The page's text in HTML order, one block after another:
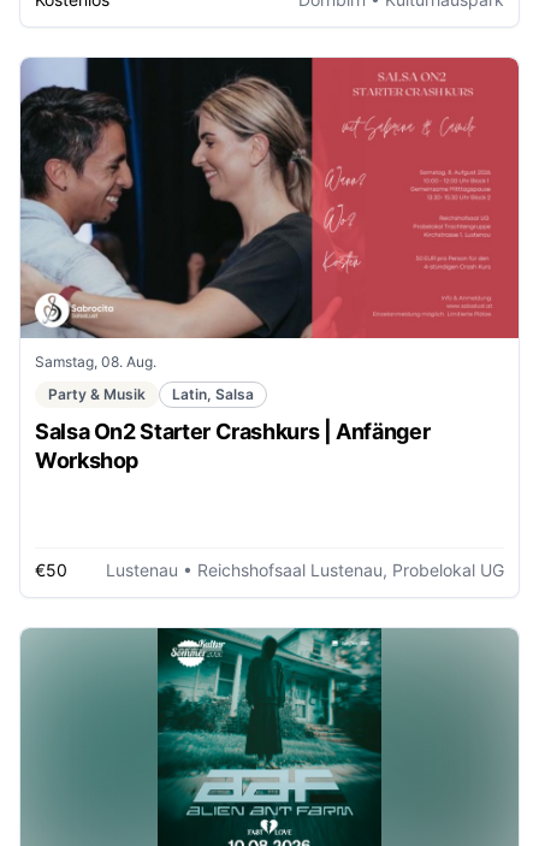
Samstag, 08. Aug.
Party & Musik
Latin, Salsa
Salsa On2 Starter Crashkurs | Anfänger
Workshop
€50 Lustenau • Reichshofsaal Lustenau, Probelokal UG